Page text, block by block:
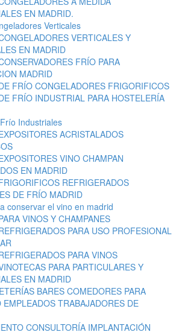
EN MADRID.
Verticales
VERTICALES Y
EN MADRID
FRÍO PARA
MADRID
FRÍO CONGELADORES FRIGORIFICOS
FRÍO INDUSTRIAL PARA HOSTELERÍA
Industriales
ACRISTALADOS
VINO CHAMPAN
EN MADRID
REFRIGERADOS
DE FRÍO MADRID
conservar el vino en madrid
VINOS Y CHAMPANES
PARA USO PROFESIONAL
PARA VINOS
PARA PARTICULARES Y
EN MADRID
BARES COMEDORES PARA
EMPLEADOS TRABAJADORES DE
CONSULTORÍA IMPLANTACIÓN